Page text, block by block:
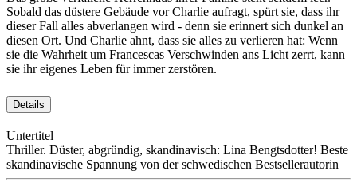
Sobald das düstere Gebäude vor Charlie aufragt, spürt sie, dass ihr
dieser Fall alles abverlangen wird - denn sie erinnert sich dunkel an
diesen Ort. Und Charlie ahnt, dass sie alles zu verlieren hat: Wenn
sie die Wahrheit um Francescas Verschwinden ans Licht zerrt, kann
sie ihr eigenes Leben für immer zerstören.
Details
Untertitel
Thriller. Düster, abgründig, skandinavisch: Lina Bengtsdotter! Beste
skandinavische Spannung von der schwedischen Bestsellerautorin